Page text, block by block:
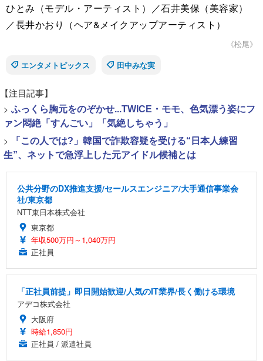
ひとみ（モデル・アーティスト）／石井美保（美容家）
／長井かおり（ヘア&メイクアップアーティスト）
《松尾》
エンタメトピックス
田中みな実
【注目記事】
> ふっくら胸元をのぞかせ...TWICE・モモ、色気漂う姿にフ
ァン悶絶「すんごい」「気絶しちゃう」
>
「この人では?」韓国で詐欺容疑を受ける“日本人練習
生”、ネットで急浮上した元アイドル候補とは
公共分野のDX推進支援/セールスエンジニア/大手通信事業会
社/東京都
NTT東日本株式会社
東京都
年収500万円～1,040万円
正社員
「正社員前提」即日開始歓迎/人気のIT業界/長く働ける環境
アデコ株式会社
大阪府
時給1,850円
正社員 / 派遣社員